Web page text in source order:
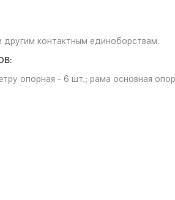
другим контактным единоборствам.
опорная - 6 шт.; рама основная